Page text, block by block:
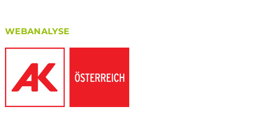
content
to
footer
WEBANALYSE